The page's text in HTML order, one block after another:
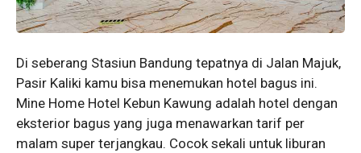
Di seberang Stasiun Bandung tepatnya di Jalan Majuk,
Pasir Kaliki kamu bisa menemukan hotel bagus ini.
Mine Home Hotel Kebun Kawung adalah hotel dengan
eksterior bagus yang juga menawarkan tarif per
malam super terjangkau. Cocok sekali untuk liburan